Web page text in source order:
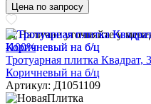
Цена по запросу
Наличие уточняйте у
-100%
Тротуарная плитка Квадрат,
Коричневый на б/ц
Артикул: Д1051109